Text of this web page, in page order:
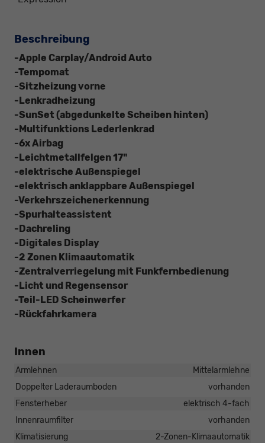
Beschreibung
-Apple Carplay/Android Auto
-Tempomat
-Sitzheizung vorne
-Lenkradheizung
-SunSet (abgedunkelte Scheiben hinten)
-Multifunktions Lederlenkrad
-6x Airbag
-Leichtmetallfelgen 17"
-elektrische Außenspiegel
-elektrisch anklappbare Außenspiegel
-Verkehrszeichenerkennung
-Spurhalteassistent
-Dachreling
-Digitales Display
-2 Zonen Klimaautomatik
-Zentralverriegelung mit Funkfernbedienung
-Licht und Regensensor
-Teil-LED Scheinwerfer
-Rückfahrkamera
Innen
Armlehnen
Mittelarmlehne
Doppelter Laderaumboden
vorhanden
Fensterheber
elektrisch 4-fach
Innenraumfilter
vorhanden
Klimatisierung
2-Zonen-Klimaautomatik